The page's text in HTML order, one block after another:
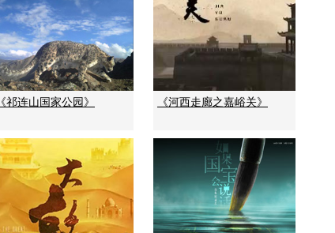
《祁连山国家公园》 《河西走廊之嘉峪关》